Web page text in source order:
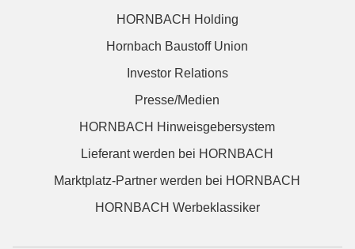
HORNBACH Holding
Hornbach Baustoff Union
Investor Relations
Presse/Medien
HORNBACH Hinweisgebersystem
Lieferant werden bei HORNBACH
Marktplatz-Partner werden bei HORNBACH
HORNBACH Werbeklassiker